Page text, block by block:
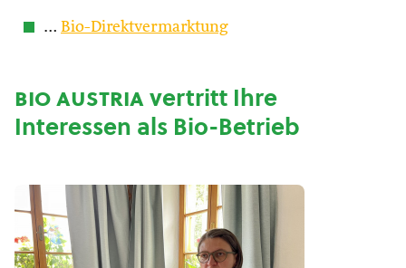
… Bio-Direktvermarktung
bio austriavertritt Ihre
Interessen als Bio-Betrieb